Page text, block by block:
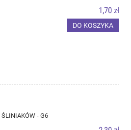
1,70 zł
DO KOSZYKA
ŚLINIAKÓW - G6